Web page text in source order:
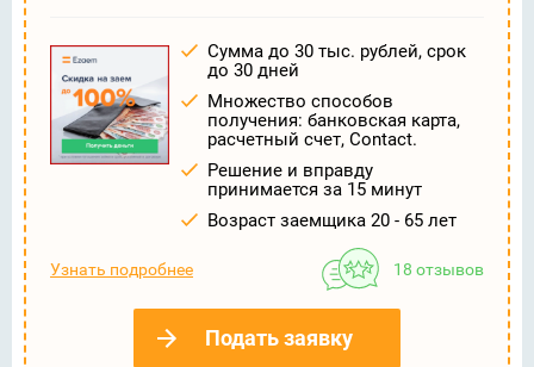
Сумма до 30 тыс. рублей, срок
до 30 дней
Множество способов
получения: банковская карта,
расчетный счет, Contact.
Решение и вправду
принимается за 15 минут
Возраст заемщика 20 - 65 лет
Узнать подробнее 18 отзывов
Подать заявку